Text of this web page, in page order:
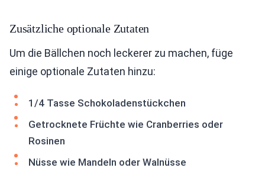
Zusätzliche optionale Zutaten
Um die Bällchen noch leckerer zu machen, füge
einige optionale Zutaten hinzu:
1/4 Tasse Schokoladenstückchen
Getrocknete Früchte wie Cranberries oder
Rosinen
Nüsse wie Mandeln oder Walnüsse